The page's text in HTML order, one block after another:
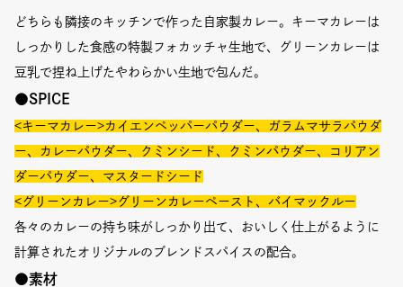
どちらも隣接のキッチンで作った自家製カレー。キーマカレーは
しっかりした食感の特製フォカッチャ生地で、グリーンカレーは
豆乳で捏ね上げたやわらかい生地で包んだ。
●SPICE
<キーマカレー>カイエンペッパーパウダー、
ガラムマサラパウダ
ー、カレーパウダー、
クミンシード、クミンパウダー、
コリアン
ダーパウダー、マスタードシード
<グリーンカレー>グリーンカレーペースト、バイマックルー
各々のカレーの持ち味がしっかり出て、おいしく仕上がるように
計算されたオリジナルのブレンドスパイスの配合。
●素材